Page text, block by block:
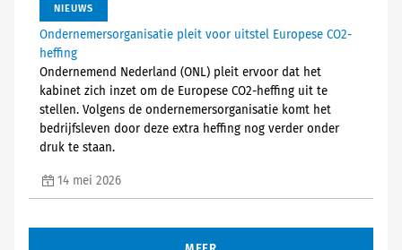
NIEUWS
Ondernemersorganisatie pleit voor uitstel Europese CO2-
heffing
Ondernemend Nederland (ONL) pleit ervoor dat het
kabinet zich inzet om de Europese CO2-heffing uit te
stellen. Volgens de ondernemersorganisatie komt het
bedrijfsleven door deze extra heffing nog verder onder
druk te staan.
14 mei 2026